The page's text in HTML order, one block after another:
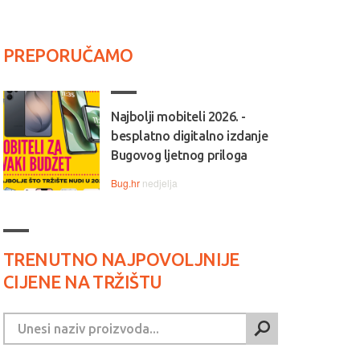
PREPORUČAMO
Najbolji mobiteli 2026. -
besplatno digitalno izdanje
Bugovog ljetnog priloga
Bug.hr nedjelja
TRENUTNO NAJPOVOLJNIJE
CIJENE NA TRŽIŠTU